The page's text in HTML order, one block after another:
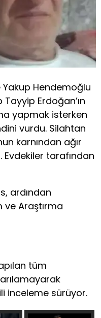
Hendemoğlu
Erdoğan’ın
yapmak isterken
vurdu. Silahtan
karnından ağır
tarafından
ardından
ve Araştırma
tüm
inceleme sürüyor.